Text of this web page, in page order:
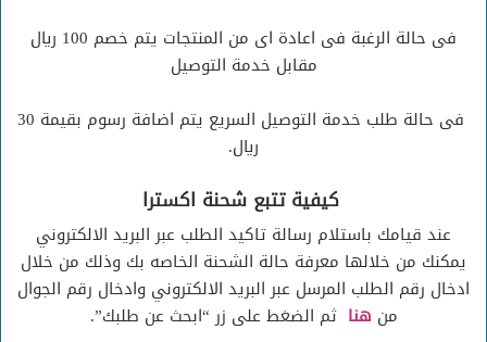
فى حالة الرغبة فى اعادة اى من المنتجات يتم خصم 100 ريال
مقابل خدمة التوصيل
فى حالة طلب خدمة التوصيل السريع يتم اضافة رسوم بقيمة 30
ريال.
كيفية تتبع شحنة اكسترا
عند قيامك باستلام رسالة تاكيد الطلب عبر البريد الالكتروني
يمكنك من خلالها معرفة حالة الشحنة الخاصه بك وذلك من خلال
ادخال رقم الطلب المرسل عبر البريد الالكتروني وادخال رقم الجوال
من هنا ثم الضغط على زر “ابحث عن طلبك”.